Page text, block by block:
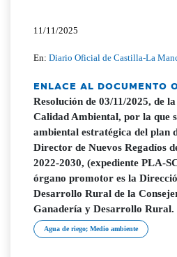
11/11/2025
En:Diario Oficial de Castilla-La
ENLACE AL DOCUMENTO
Resolución de 03/11/2025, de
Calidad Ambiental, por la que
ambiental estratégica del plan
Director de Nuevos Regadíos
2022-2030, (expediente PLA-
órgano promotor es la
Desarrollo Rural de la
Ganadería y Desarrollo Rural.
Agua de riego; Medio ambiente